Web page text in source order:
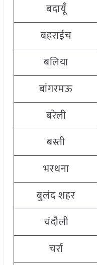
बदायूँ
बहराईच
बलिया
बांगरमऊ
बरेली
बस्ती
भरथना
बुलंद शहर
चंदौली
चर्रा